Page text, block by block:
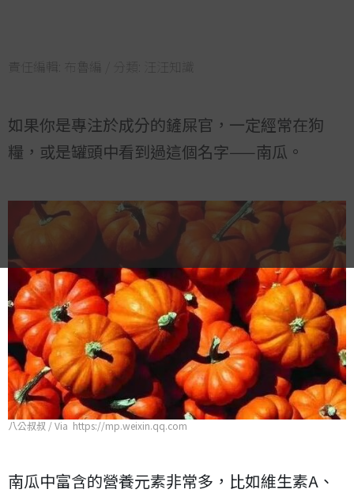
責任編輯: 布魯編 / 分類: 汪汪知識
如果你是專注於成分的鏟屎官，一定經常在狗
糧，或是罐頭中看到過這個名字——南瓜。
八公叔叔 / Via https://mp.weixin.qq.com
南瓜中富含的營養元素非常多，比如維生素A、